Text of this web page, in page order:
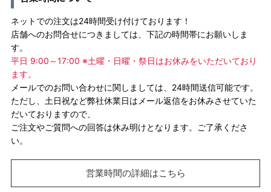
ネットでの注文は24時間受け付けております！
店舗へのお問合せにつきましては、下記の時間帯にお願いしま
す。
平日 9:00～17:00 ※土曜・日曜・祭日はお休みをいただいており
ます。
メールでのお問い合わせに関しましては、24時間送信可能です。
ただし、土日祝など弊社休業日はメール返信をお休みさせていた
だいておりますので、
ご注文やご質問への回答は休み明けとなります。ご了承くださ
い。
営業時間の詳細はこちら